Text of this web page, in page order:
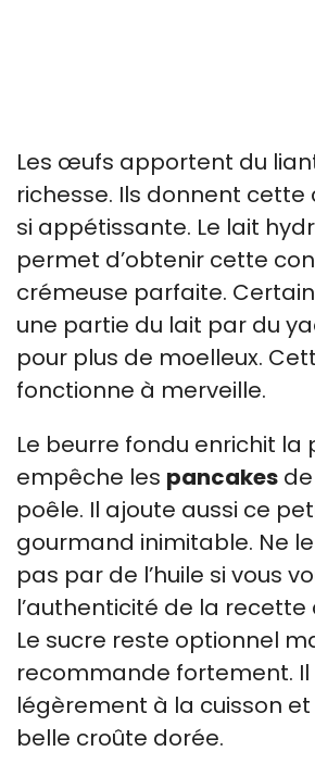
Les œufs apportent du
richesse. Ils donnent cette
si appétissante. Le lait
permet d’obtenir cette
crémeuse parfaite.
une partie du lait par du
pour plus de moelleux.
fonctionne à merveille.
Le beurre fondu enrichit la
empêche les pancakes
poêle. Il ajoute aussi ce
gourmand inimitable. Ne
pas par de l’huile si vous
l’authenticité de la recette
Le sucre reste optionnel
recommande fortement.
légèrement à la cuisson
belle croûte dorée.